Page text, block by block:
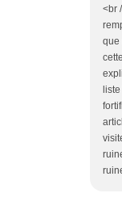
<br
que